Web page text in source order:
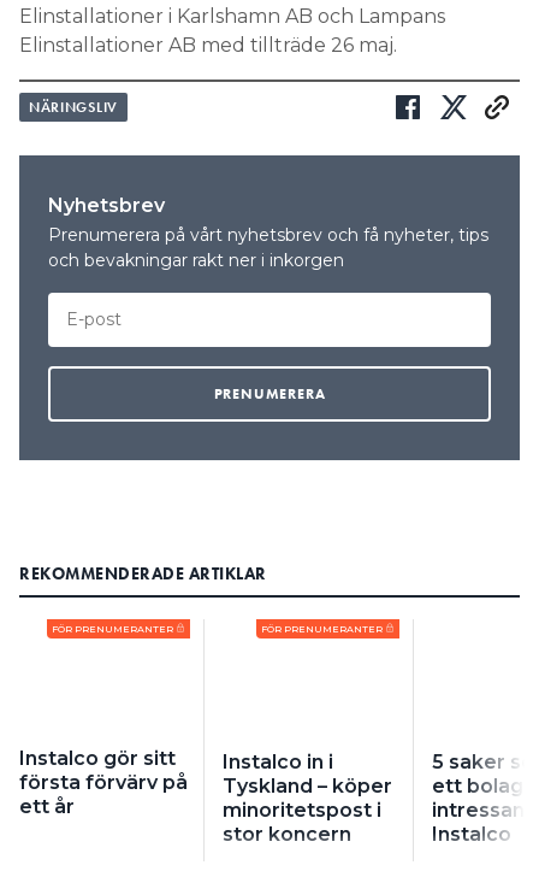
Elinstallationer i Karlshamn AB och Lampans
Elinstallationer AB med tillträde 26 maj.
NÄRINGSLIV
Nyhetsbrev
Prenumerera på vårt nyhetsbrev och få nyheter, tips
och bevakningar rakt ner i inkorgen
REKOMMENDERADE ARTIKLAR
FÖR PRENUMERANTER
Instalco gör sitt
första förvärv på
ett år
FÖR PRENUMERANTER
Instalco in i
Tyskland – köper
minoritetspost i
stor koncern
5 saker
ett bolag
intressant
Instalco